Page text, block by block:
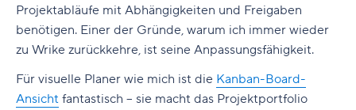
Projektabläufe mit Abhängigkeiten und Freigaben
benötigen. Einer der Gründe, warum ich immer wieder
zu Wrike zurückkehre, ist seine Anpassungsfähigkeit.
Für visuelle Planer wie mich ist die Kanban-Board-
Ansicht fantastisch – sie macht das Projektportfolio